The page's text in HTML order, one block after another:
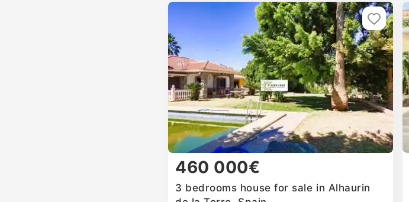
460 000€
3 bedrooms house for sale in Alhaurin